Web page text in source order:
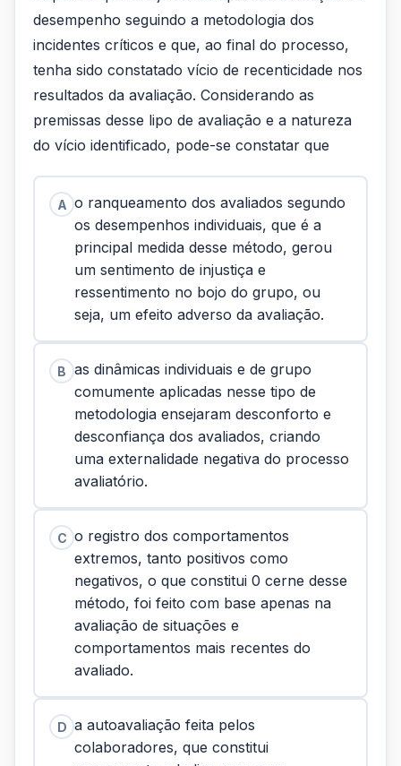
desempenho seguindo a metodologia dos
incidentes críticos e que, ao final do processo,
tenha sido constatado vício de recenticidade nos
resultados da avaliação. Considerando as
premissas desse lipo de avaliação e a natureza
do vício identificado, pode-se constatar que
A o ranqueamento dos avaliados segundo
os desempenhos individuais, que é a
principal medida desse método, gerou
um sentimento de injustiça e
ressentimento no bojo do grupo, ou
seja, um efeito adverso da avaliação.
B as dinâmicas individuais e de grupo
comumente aplicadas nesse tipo de
metodologia ensejaram desconforto e
desconfiança dos avaliados, criando
uma externalidade negativa do processo
avaliatório.
C o registro dos comportamentos
extremos, tanto positivos como
negativos, o que constitui 0 cerne desse
método, foi feito com base apenas na
avaliação de situações e
comportamentos mais recentes do
avaliado.
D a autoavaliação feita pelos
colaboradores, que constitui